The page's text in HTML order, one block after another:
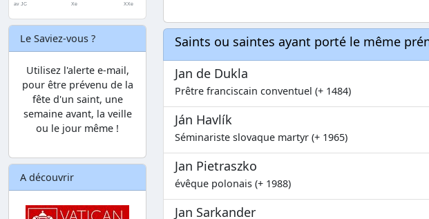
Le Saviez-vous ?
Utilisez l'alerte e-mail,
pour être prévenu de la
fête d'un saint, une
semaine avant, la veille
ou le jour même !
A découvrir
Saints ou saintes ayant porté le même
Jan de Dukla
Prêtre franciscain conventuel (+ 1484)
Ján Havlík
Séminariste slovaque martyr (+ 1965)
Jan Pietraszko
évêque polonais (+ 1988)
Jan Sarkander